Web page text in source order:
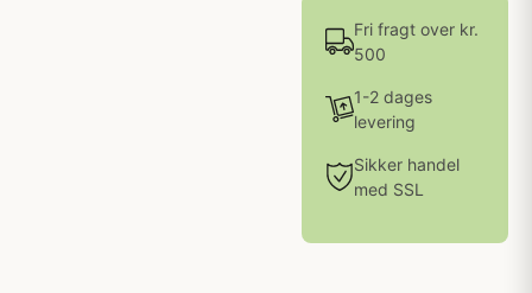
Fri fragt over kr.
500
1-2 dages
levering
Sikker handel
med SSL